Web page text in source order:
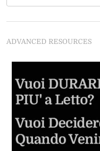
Guida al
Imparare dalle
Come Fare
ADVANCED RESOURCES